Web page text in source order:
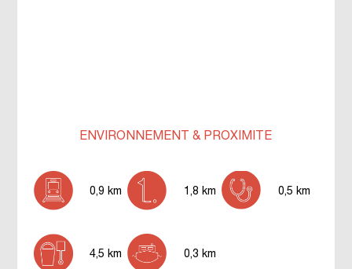
ENVIRONNEMENT & PROXIMITÉ
0,9 km 1,8 km 0,5 km
4,5 km 0,3 km